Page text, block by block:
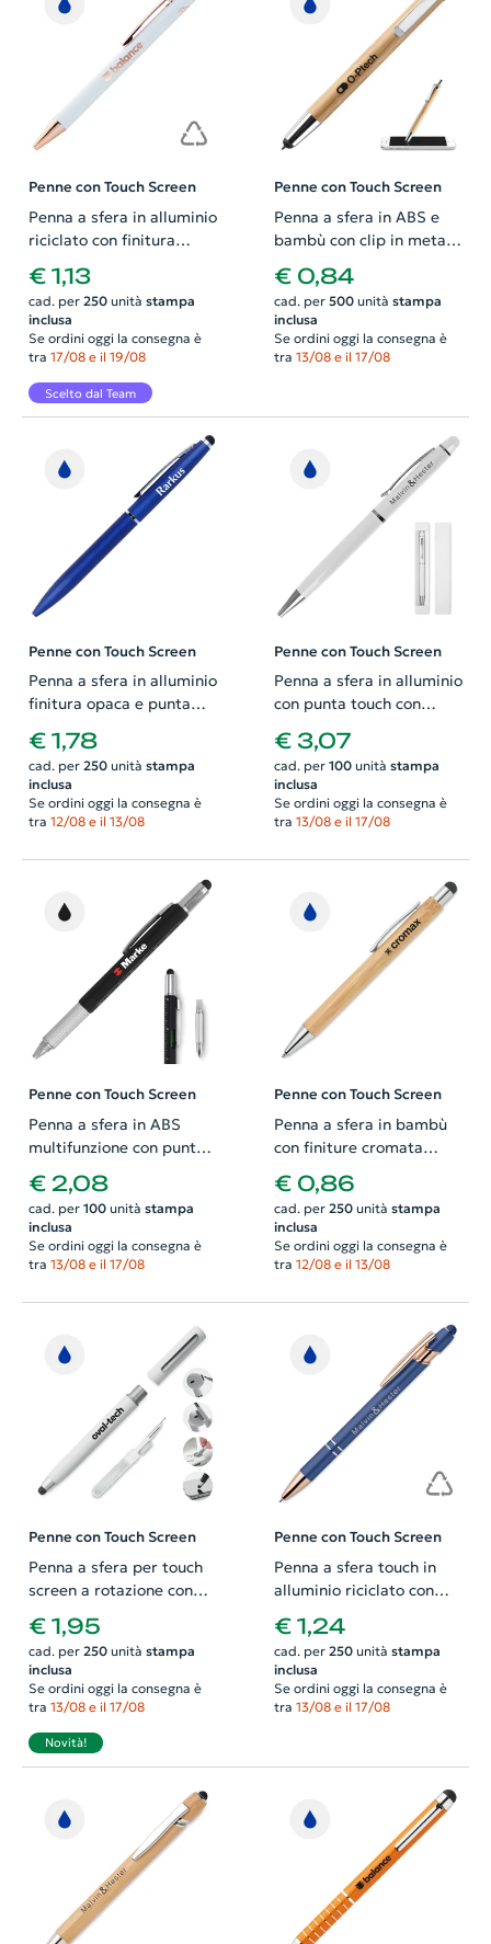
Penne con Touch Screen
Penna a sfera in alluminio
riciclato con finitura
gommata e touch screen
dettagli color oro rosa e
refill blu
€ 1,13
cad. per 250unità stampa
inclusa
Se ordini oggi la consegna è
tra 17/08 e il 19/08
Scelto dal Team
Penne con Touch Screen
Penna a sfera in ABS e
bambù con clip in metallo
e punta touch
meccanismo a scatto e
refill blu
€ 0,84
cad. per 500unità stampa
inclusa
Se ordini oggi la consegna è
tra 13/08 e il 17/08
Penne con Touch Screen
Penna a sfera in alluminio
finitura opaca e punta
touch con meccanismo a
rotazione e refill blu
€ 1,78
cad. per 250unità stampa
inclusa
Se ordini oggi la consegna è
tra 12/08 e il 13/08
Penne con Touch Screen
Penna a sfera in alluminio
con punta touch con
meccanismo a rotazione
in confezione in
cartoncino e refill blu
€ 3,07
cad. per 100unità stampa
inclusa
Se ordini oggi la consegna è
tra 13/08 e il 17/08
Penne con Touch Screen
Penna a sfera in ABS
multifunzione con punta
touch righello livella
cacciavite e refill nero
€ 2,08
cad. per 100unità stampa
inclusa
Se ordini oggi la consegna è
tra 13/08 e il 17/08
Penne con Touch Screen
Penna a sfera in bambù
con finiture cromata
lucide e meccanismo a
scatto e refill blu
€ 0,86
cad. per 250unità stampa
inclusa
Se ordini oggi la consegna è
tra 12/08 e il 13/08
Penne con Touch Screen
Penna a sfera per touch
screen a rotazione con
stilo in ABS e kit pulizia
per auricolari refill blu
€ 1,95
cad. per 250unità stampa
inclusa
Se ordini oggi la consegna è
tra 13/08 e il 17/08
Novità!
Penne con Touch Screen
Penna a sfera touch in
alluminio riciclato con
dettagli color oro rosa
refill blu
€ 1,24
cad. per 250unità stampa
inclusa
Se ordini oggi la consegna è
tra 13/08 e il 17/08